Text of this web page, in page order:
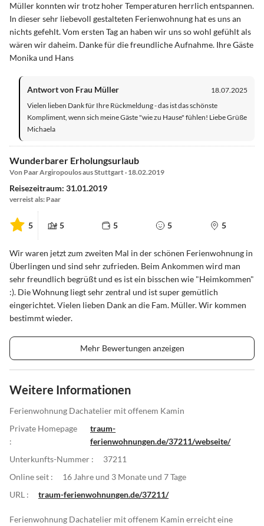
Müller konnten wir trotz hoher Temperaturen herrlich entspannen.
In dieser sehr liebevoll gestalteten Ferienwohnung hat es uns an
nichts gefehlt. Vom ersten Tag an haben wir uns so wohl gefühlt als
wären wir daheim. Danke für die freundliche Aufnahme. Ihre Gäste
Monika und Hans
Antwort von Frau Müller
18.07.2025
Vielen lieben Dank für Ihre Rückmeldung - das ist das schönste
Kompliment, wenn sich meine Gäste "wie zu Hause" fühlen! Liebe Grüße
Michaela
Wunderbarer Erholungsurlaub
Von Paar Argiropoulos aus Stuttgart · 18.02.2019
Reisezeitraum: 31.01.2019
verreist als: Paar
5 5 5 5 5
Wir waren jetzt zum zweiten Mal in der schönen Ferienwohnung in
Überlingen und sind sehr zufrieden. Beim Ankommen wird man
sehr freundlich begrüßt und es ist ein bisschen wie "Heimkommen"
:). Die Wohnung liegt sehr zentral und ist super gemütlich
eingerichtet. Vielen lieben Dank an die Fam. Müller. Wir kommen
bestimmt wieder.
Mehr Bewertungen anzeigen
Weitere Informationen
Ferienwohnung Dachatelier mit offenem Kamin
Private Homepage
:
traum-
ferienwohnungen.de/37211/webseite/
Unterkunfts-Nummer :
37211
Online seit :
16 Jahre und 3 Monate und 7 Tage
URL :
traum-ferienwohnungen.de/37211/
Ferienwohnung Dachatelier mit offenem Kamin erreicht eine